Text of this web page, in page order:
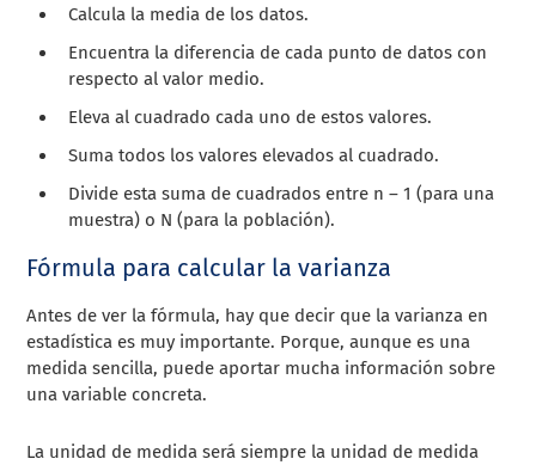
Calcula la media de los datos.
Encuentra la diferencia de cada punto de datos con
respecto al valor medio.
Eleva al cuadrado cada uno de estos valores.
Suma todos los valores elevados al cuadrado.
Divide esta suma de cuadrados entre n – 1 (para una
muestra) o N (para la población).
Fórmula para calcular la varianza
Antes de ver la fórmula, hay que decir que la varianza en
estadística es muy importante. Porque, aunque es una
medida sencilla, puede aportar mucha información sobre
una variable concreta.
La unidad de medida será siempre la unidad de medida